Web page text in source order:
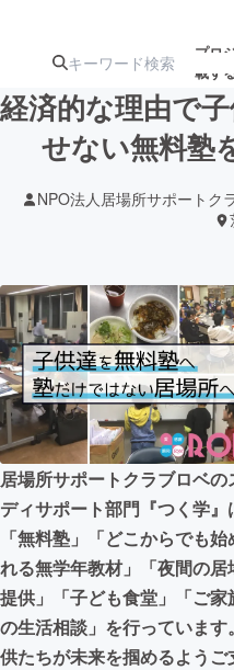
プロ
載す
ジェクト
注目のリ
ターン
注目の新着
ジェクト
アート・写真
テクノロジー・ガ
映像・映画
ビジネス・起業
まちづくり・地域
CAMPFIRE for Social
CAMPFIREふるさと
経済的な理由で
せない無料塾
NPO法人居場所サポートク
居場所サポートクラブロベの
ディサポート部門『つく学』
「無料塾」「どこからでも始
れる無学年教材」「夜間の居
提供」「子ども食堂」「ご家
の生活相談」を行っています
供たちが未来を掴めるようご